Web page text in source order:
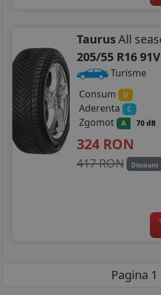
TaurusAll
205/55 R16 91V
Turisme
Consum
D
Aderenta C
Zgomot A 70 dB
324 RON
417 RON Discount
Pagina 1